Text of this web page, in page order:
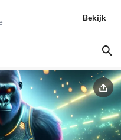
Bekijk